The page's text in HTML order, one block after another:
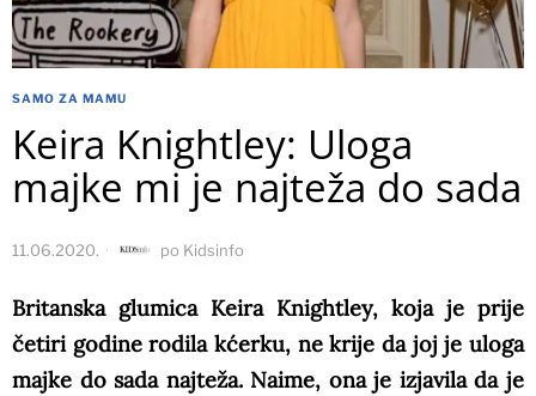
SAMO ZA MAMU
Keira Knightley: Uloga
majke mi je najteža do sada
11.06.2020. po Kidsinfo
Britanska glumica Keira Knightley, koja je prije
četiri godine rodila kćerku, ne krije da joj je uloga
majke do sada najteža. Naime, ona je izjavila da je